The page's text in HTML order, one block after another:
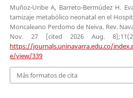
Muñoz-Uribe A, Barreto-Bermúdez H.
tamizaje metabólico neonatal en el
Moncaleano Perdomo de Neiva. Rev.
Nov. 27 [cited 2026 Aug.
https://journals.uninavarra.edu.co/
e/view/339
Más formatos de cita